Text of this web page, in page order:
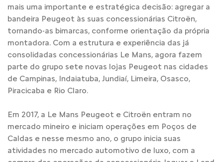
mais uma importante e estratégica decisão: agregar a
bandeira Peugeot às suas concessionárias Citroën,
tornando-as bimarcas, conforme orientação da própria
montadora. Com a estrutura e experiência das já
consolidadas concessionárias Le Mans, agora fazem
parte do grupo sete novas lojas Peugeot nas cidades
de Campinas, Indaiatuba, Jundiaí, Limeira, Osasco,
Piracicaba e Rio Claro.
Em 2017, a Le Mans Peugeot e Citroën entram no
mercado mineiro e iniciam operações em Poços de
Caldas e nesse mesmo ano, o grupo inicia suas
atividades no mercado automotivo de luxo, com a